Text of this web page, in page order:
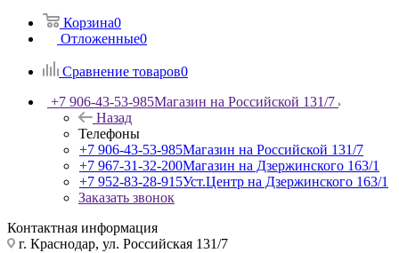
Корзина0
Отложенные0
Сравнение товаров0
+7 906-43-53-985Магазин на Российской 131/7
Назад
Телефоны
+7 906-43-53-985Магазин на Российской 131/7
+7 967-31-32-200Магазин на Дзержинского 163/1
+7 952-83-28-915Уст.Центр на Дзержинского 163/1
Заказать звонок
Контактная информация
г. Краснодар, ул. Российская 131/7